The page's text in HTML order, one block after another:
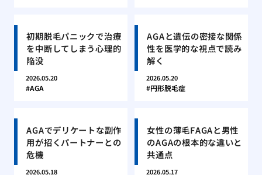
初期脱毛パニックで治療
を中断してしまう心理的
陥没
2026.05.20
AGA
AGAと遺伝の密接な関係
性を医学的な視点で読み
解く
2026.05.20
円形脱毛症
AGAでデリケートな副作
用が招くパートナーとの
危機
2026.05.18
女性の薄毛FAGAと男性
のAGAの根本的な違いと
共通点
2026.05.17